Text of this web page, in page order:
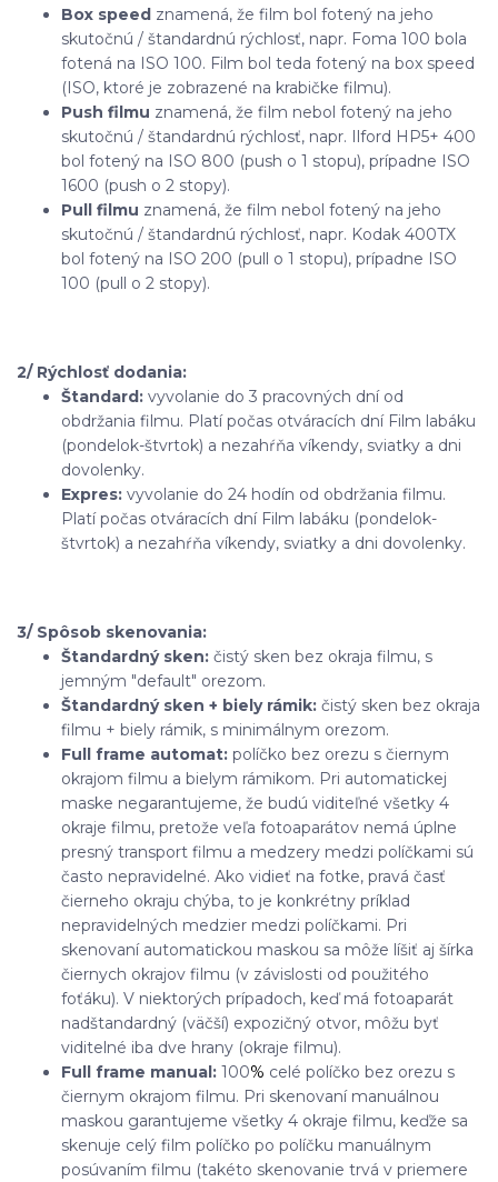
Box speed znamená, že film bol fotený na jeho
skutočnú / štandardnú rýchlosť, napr. Foma 100 bola
fotená na ISO 100. Film bol teda fotený na box speed
(ISO, ktoré je zobrazené na krabičke filmu).
Push filmu znamená, že film nebol fotený na jeho
skutočnú / štandardnú rýchlosť, napr. Ilford HP5+ 400
bol fotený na ISO 800 (push o 1 stopu), prípadne ISO
1600 (push o 2 stopy).
Pull filmu znamená, že film nebol fotený na jeho
skutočnú / štandardnú rýchlosť, napr. Kodak 400TX
bol fotený na ISO 200 (pull o 1 stopu), prípadne ISO
100 (pull o 2 stopy).
2/ Rýchlosť dodania:
Štandard: vyvolanie do 3 pracovných dní od
obdržania filmu. Platí počas otváracích dní Film labáku
(pondelok-štvrtok) a nezahŕňa víkendy, sviatky a dni
dovolenky.
Expres: vyvolanie do 24 hodín od obdržania filmu.
Platí počas otváracích dní Film labáku (pondelok-
štvrtok) a nezahŕňa víkendy, sviatky a dni dovolenky.
3/ Spôsob skenovania:
Štandardný sken: čistý sken bez okraja filmu, s
jemným "default" orezom.
Štandardný sken + biely rámik: čistý sken bez okraja
filmu + biely rámik, s minimálnym orezom.
Full frame automat: políčko bez orezu s čiernym
okrajom filmu a bielym rámikom. Pri automatickej
maske negarantujeme, že budú viditeľné všetky 4
okraje filmu, pretože veľa fotoaparátov nemá úplne
presný transport filmu a medzery medzi políčkami sú
často nepravidelné. Ako vidieť na fotke, pravá časť
čierneho okraju chýba, to je konkrétny príklad
nepravidelných medzier medzi políčkami. Pri
skenovaní automatickou maskou sa môže líšiť aj šírka
čiernych okrajov filmu (v závislosti od použitého
foťáku). V niektorých prípadoch, keď má fotoaparát
nadštandardný (väčší) expozičný otvor, môžu byť
viditelné iba dve hrany (okraje filmu).
Full frame manual: 100% celé políčko bez orezu s
čiernym okrajom filmu. Pri skenovaní manuálnou
maskou garantujeme všetky 4 okraje filmu, keďže sa
skenuje celý film políčko po políčku manuálnym
posúvaním filmu (takéto skenovanie trvá v priemere